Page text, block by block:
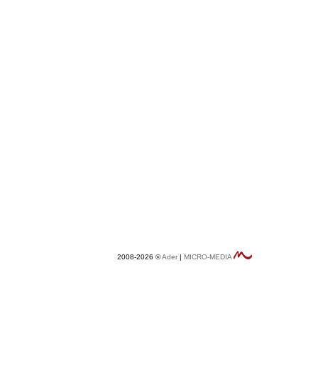
2008-2026 ©Ader | MICRO-MEDIA